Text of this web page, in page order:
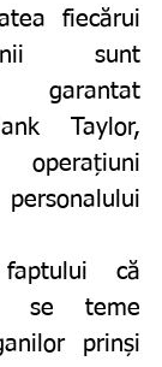
fiecărui
sunt
garantat
Taylor,
operațiuni
se teme
prinși